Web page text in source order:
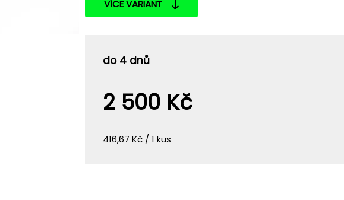
VÍCE VARIANT
do 4 dnů
2 500 Kč
416,67 Kč / 1 kus